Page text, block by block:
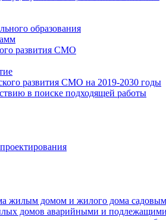
образования
развития СМО
развития СМО на 2019-2030 годы
в поиске подходящей работы
жилым домом и жилого дома
домов аварийными и подлежащими